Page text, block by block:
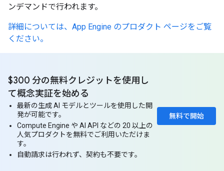
ンデマンドで行われます。
詳細については、App Engine のプロダクト ページをご覧
ください。
無料で開始
$300 分の無料クレジットを使用し
て概念実証を始める
最新の生成 AI モデルとツールを使用した開
発が可能です。
Compute Engine や AI API などの 20 以上の
人気プロダクトを無料でご利用いただけま
す。
自動請求は行われず、契約も不要です。